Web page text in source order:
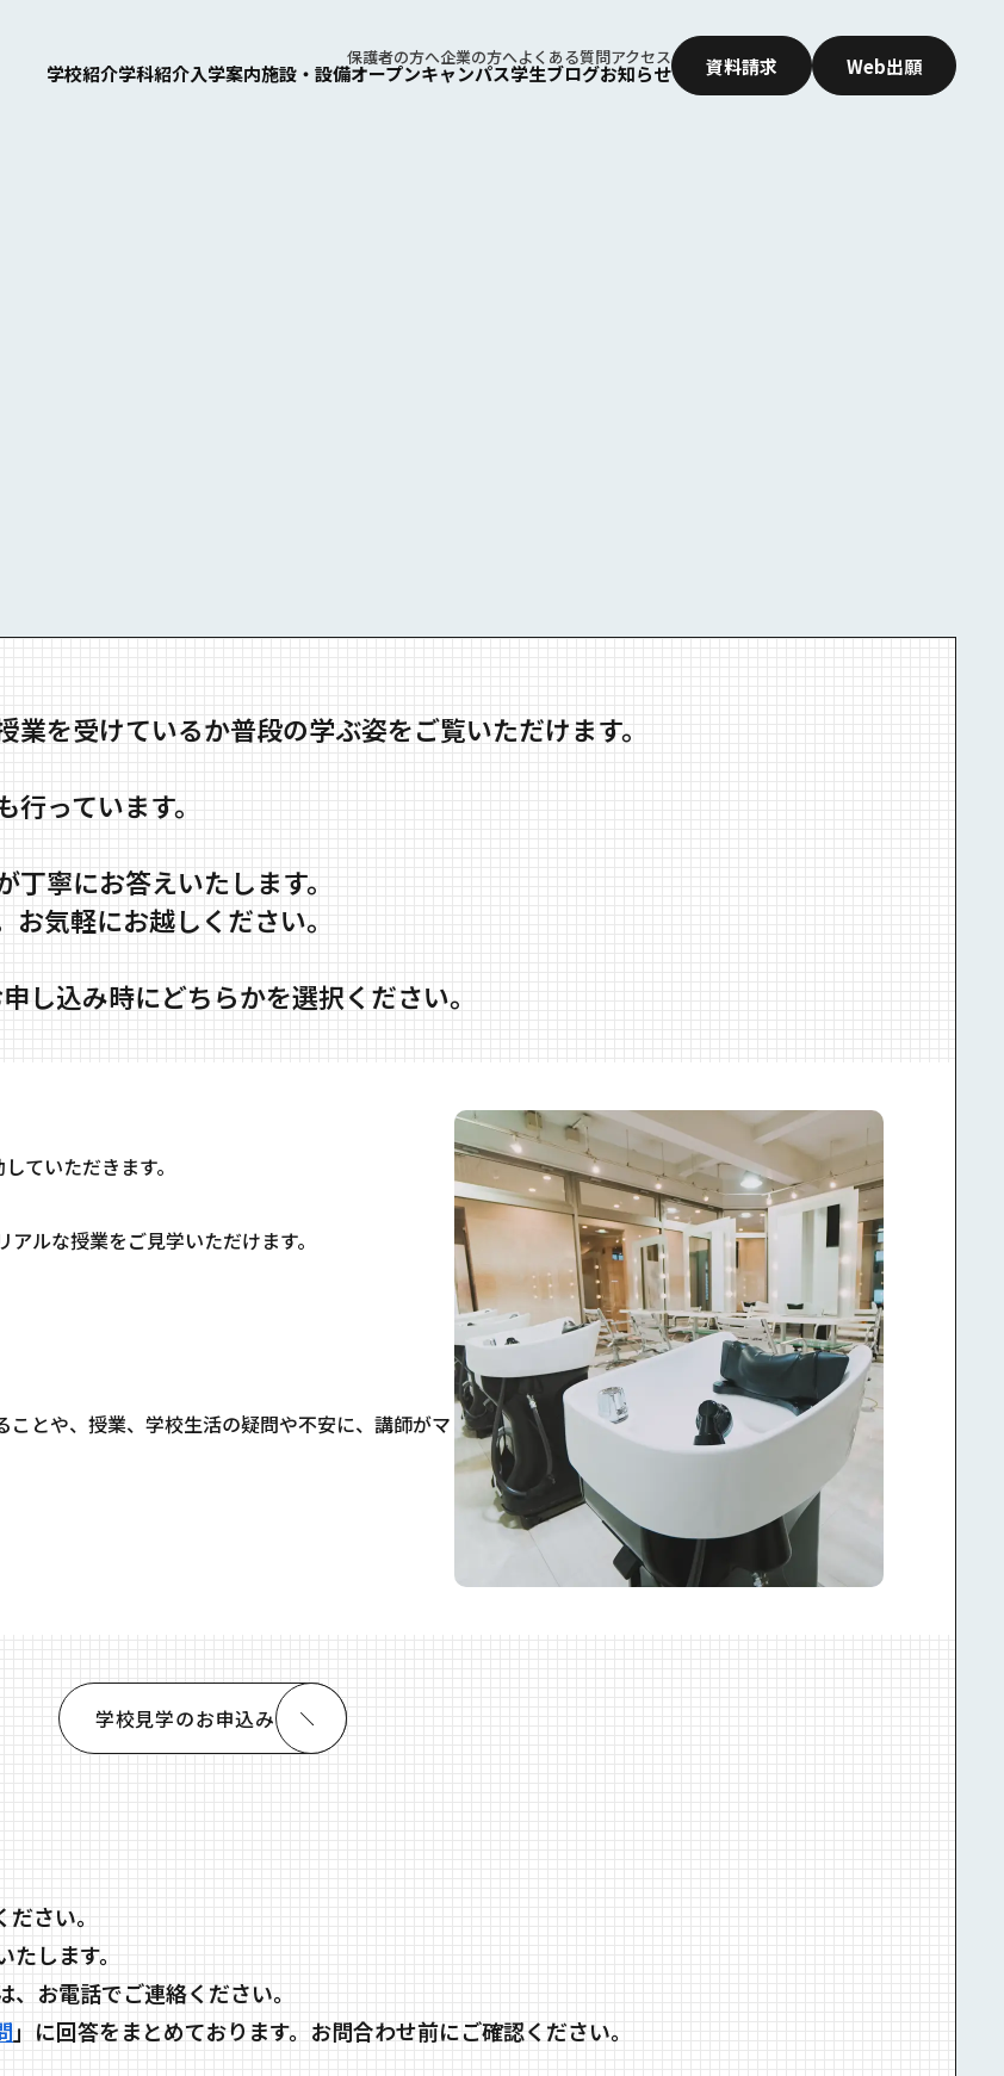
保護者の⽅へ企業の⽅へよくある質問アクセス
学校紹介学科紹介⼊学案内施設・設備オープンキャンパス学⽣ブログお知らせ 資料請求 Web出願
を受けているか普段の学ぶ姿をご覧いただけます。
っています。
寧にお答えいたします。
気軽にお越しください。
し込み時にどちらかを選択ください。
ていただきます。
ルな授業をご見学いただけます。
とや、授業、学校生活の疑問や不安に、講師がマ
学校⾒学のお申込み
さい。
します。
お電話でご連絡ください。
」に回答をまとめております。お問合わせ前にご確認ください。